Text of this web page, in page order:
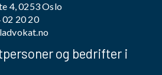
4, 0253 Oslo
02 20 20
og bedrifter i